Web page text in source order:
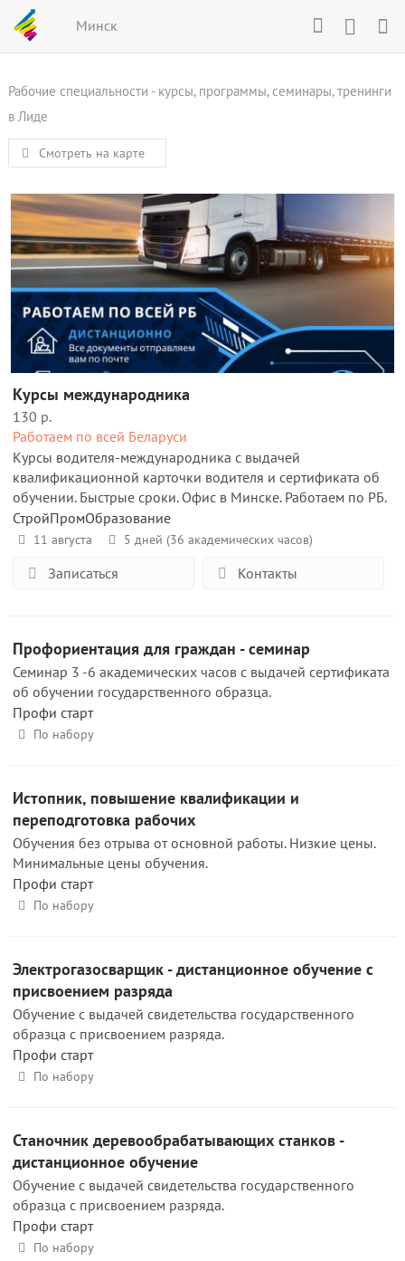
Минск
Рабочие специальности - курсы, программы, семинары, тренинги
в Лиде
Смотреть на карте
Курсы международника
130 р.
Работаем по всей Беларуси
Курсы водителя-международника с выдачей
квалификационной карточки водителя и сертификата об
обучении. Быстрые сроки. Офис в Минске. Работаем по РБ.
СтройПромОбразование
11 августа 5 дней (36 академических часов)
Записаться Контакты
Профориентация для граждан - семинар
Семинар 3 -6 академических часов с выдачей сертификата
об обучении государственного образца.
Профи старт
По набору
Истопник, повышение квалификации и
переподготовка рабочих
Обучения без отрыва от основной работы. Низкие цены.
Минимальные цены обучения.
Профи старт
По набору
Электрогазосварщик - дистанционное обучение с
присвоением разряда
Обучение с выдачей свидетельства государственного
образца с присвоением разряда.
Профи старт
По набору
Станочник деревообрабатывающих станков -
дистанционное обучение
Обучение с выдачей свидетельства государственного
образца с присвоением разряда.
Профи старт
По набору